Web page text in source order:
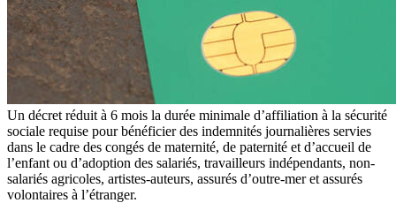
Un décret réduit à 6 mois la durée minimale d’affiliation à la sécurité
sociale requise pour bénéficier des indemnités journalières servies
dans le cadre des congés de maternité, de paternité et d’accueil de
l’enfant ou d’adoption des salariés, travailleurs indépendants, non-
salariés agricoles, artistes-auteurs, assurés d’outre-mer et assurés
volontaires à l’étranger.